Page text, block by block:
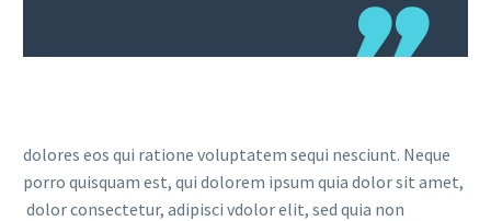
dolores eos qui ratione voluptatem sequi nesciunt. Neque
porro quisquam est, qui dolorem ipsum quia dolor sit amet,
dolor consectetur, adipisci vdolor elit, sed quia non